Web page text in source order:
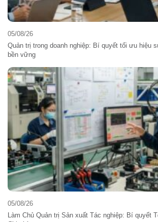
05/08/26
Quản trị trong doanh nghiệp: Bí quyết tối ưu hiệu
bền vững
05/08/26
Làm Chủ Quản trị Sản xuất Tác nghiệp: Bí quyết